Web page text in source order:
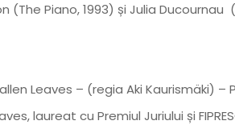
Piano, 1993) și Julia Ducournau
Leaves – (regia Aki Kaurismäki) –
laureat cu Premiul Juriului și